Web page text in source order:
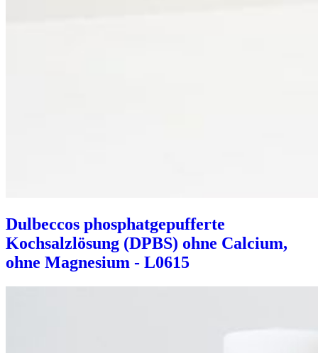
Dulbeccos phosphatgepufferte
Kochsalzlösung (DPBS) ohne Calcium,
ohne Magnesium - L0615